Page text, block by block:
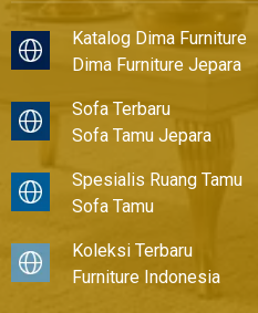
Katalog Dima Furniture
Dima Furniture Jepara
Sofa Terbaru
Sofa Tamu Jepara
Spesialis Ruang Tamu
Sofa Tamu
Koleksi Terbaru
Furniture Indonesia